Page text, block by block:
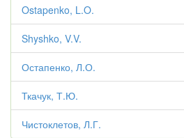
Ostapenko, L.O.
Shyshko, V.V.
Остапенко, Л.О.
Ткачук, Т.Ю.
Чистоклетов, Л.Г.